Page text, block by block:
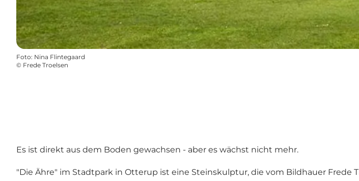
Foto: Nina Flintegaard
© Frede Troelsen
Es ist direkt aus dem Boden gewachsen - aber es wächst nicht mehr.
"Die Ähre" im Stadtpark in Otterup ist eine Steinskulptur, die vom Bildhauer Frede